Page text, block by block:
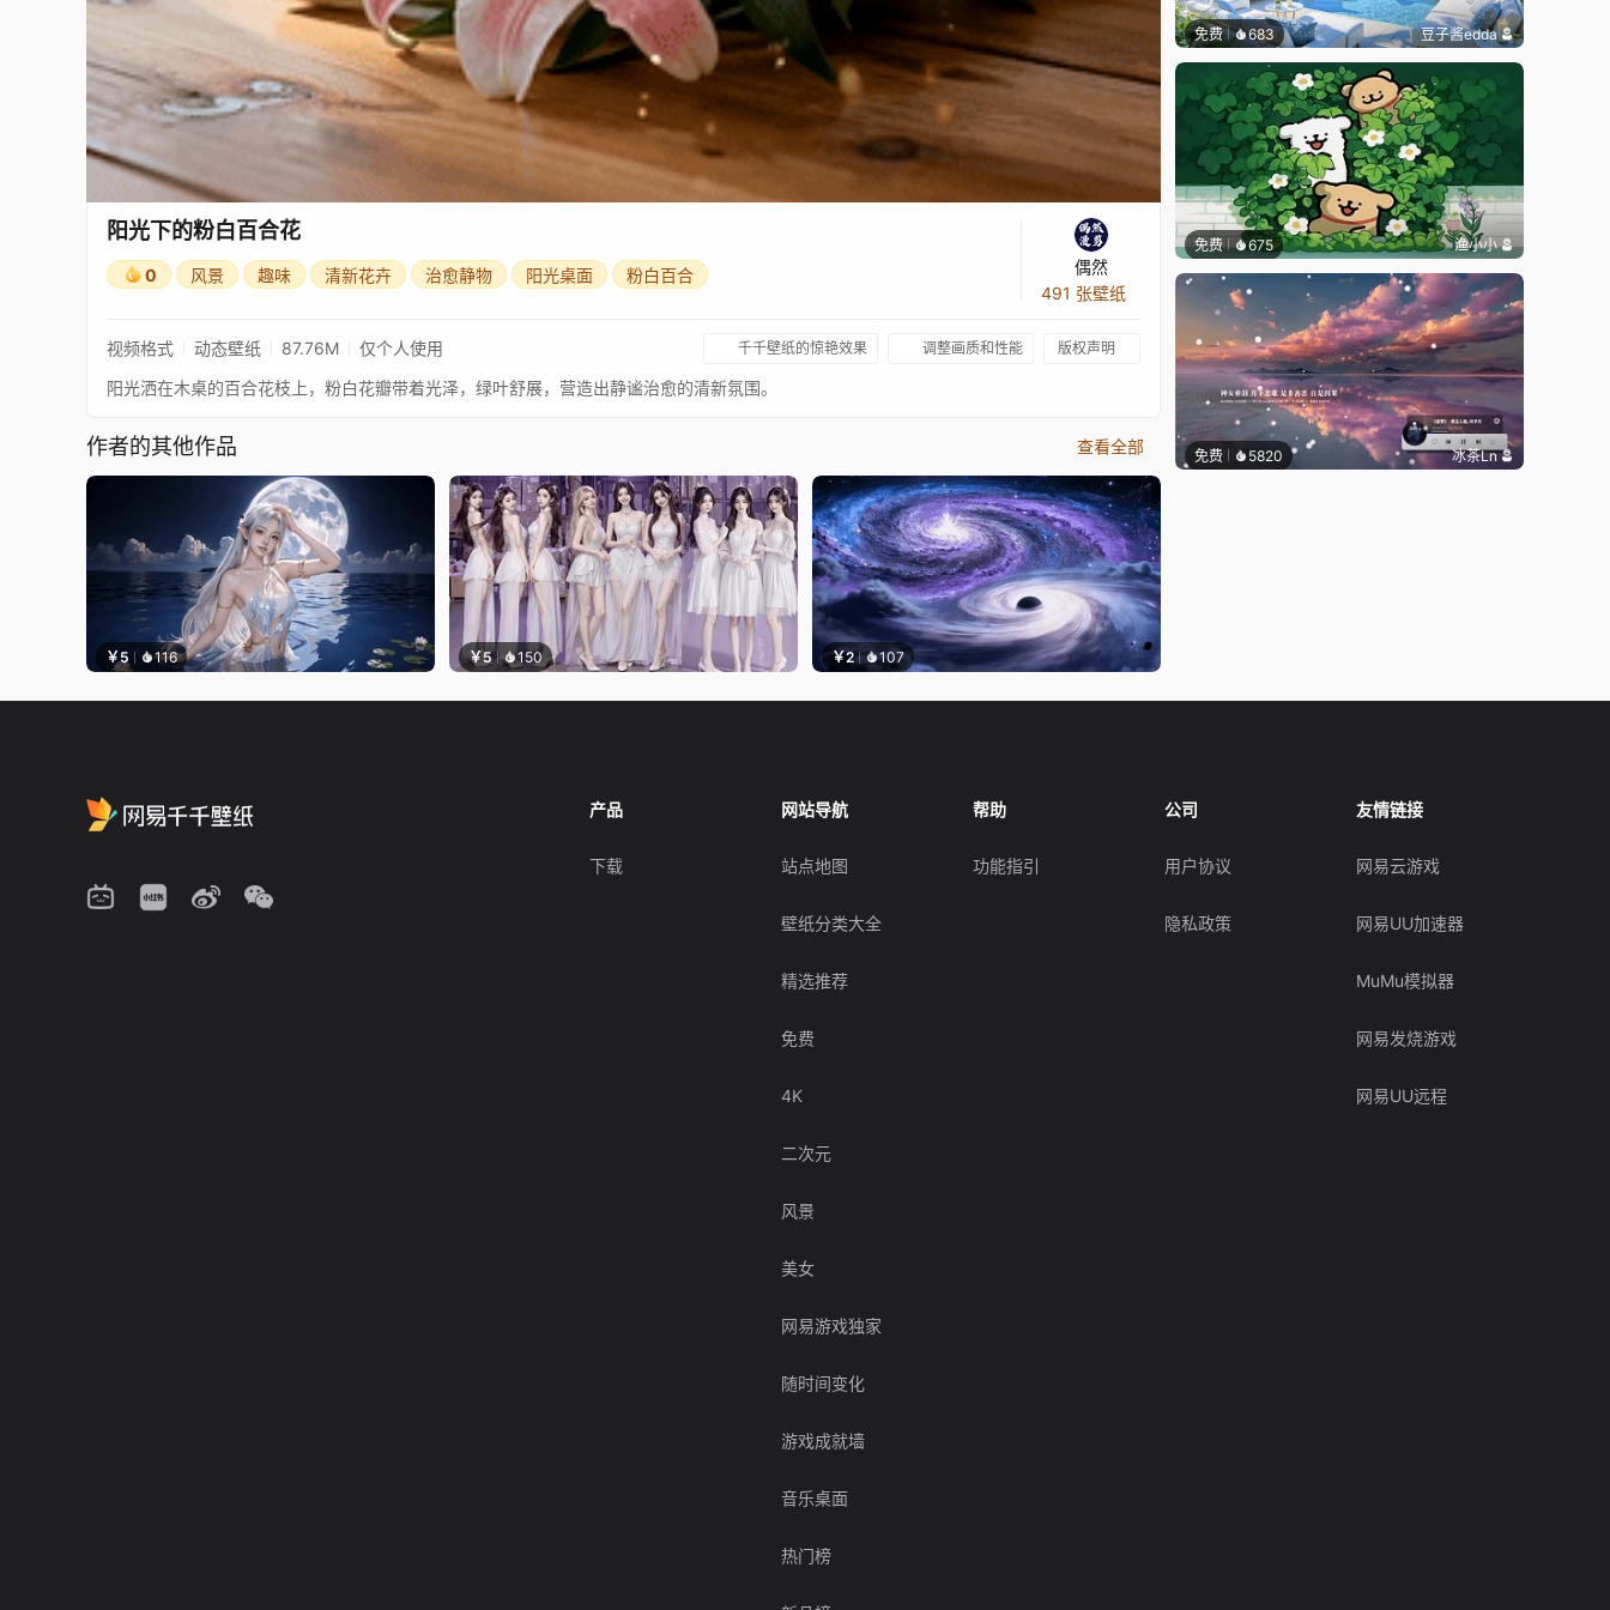
阳光下的粉白百合花
0 风景 趣味 清新花卉 治愈静物 阳光桌面 粉白百合
偶然
491 张壁纸
视频格式 动态壁纸 87.76M 仅个人使用 千千壁纸的惊艳效果 调整画质和性能 版权声明
阳光洒在木桌的百合花枝上，粉白花瓣带着光泽，绿叶舒展，营造出静谧治愈的清新氛围。
作者的其他作品 查看全部
￥5 116 ￥5 150 ￥2 107
免费 683 豆子酱edda
免费 675 渔小小
免费 5820 冰茶Ln
产品
下载
网站导航
站点地图
壁纸分类大全
精选推荐
免费
4K
二次元
风景
美女
网易游戏独家
随时间变化
游戏成就墙
音乐桌面
热门榜
帮助
功能指引
公司
用户协议
隐私政策
友情链接
网易云游戏
网易UU加速器
MuMu模拟器
网易发烧游戏
网易UU远程